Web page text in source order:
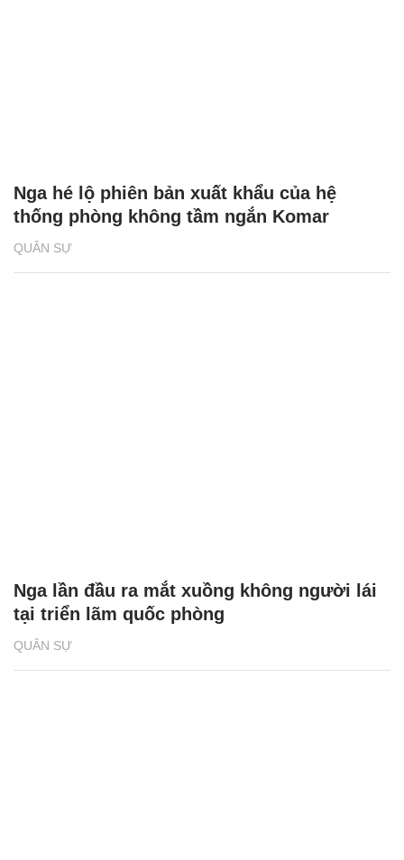
QUÂN SỰ
Nga hé lộ phiên bản xuất khẩu của hệ
thống phòng không tầm ngắn Komar
QUÂN SỰ
Nga lần đầu ra mắt xuồng không người lái
tại triển lãm quốc phòng